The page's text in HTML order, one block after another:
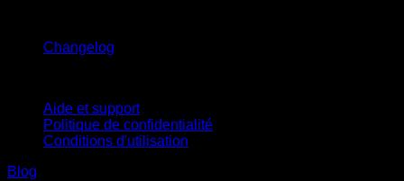
Changelog
Aide et support
Politique de confidentialité
Conditions d'utilisation
Blog